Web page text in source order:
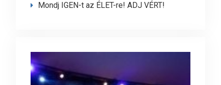
Mondj IGEN-t az ÉLET-re! ADJ VÉRT!